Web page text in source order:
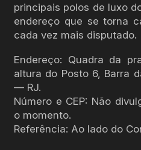
principais polos de luxo
endereço que se torna
cada vez mais disputado.
Endereço: Quadra da
altura do Posto 6, Barra
— RJ.
Número e CEP: Não
o momento.
Referência: Ao lado do